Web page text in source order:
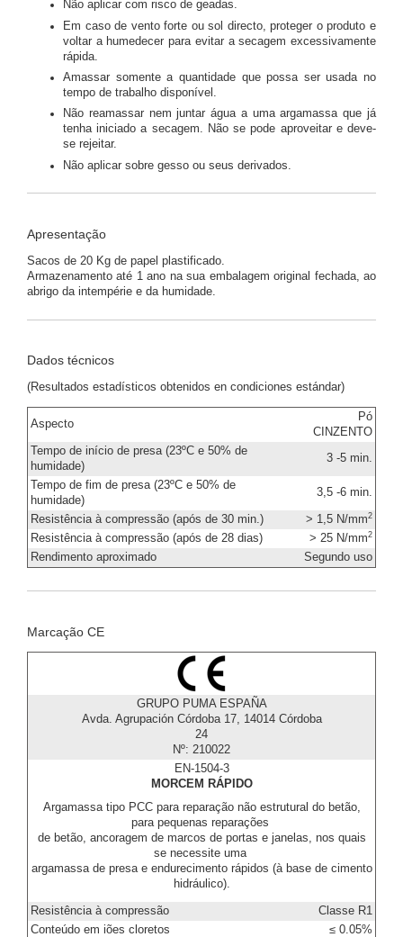
Não aplicar com risco de geadas.
Em caso de vento forte ou sol directo, proteger o produto e
voltar a humedecer para evitar a secagem excessivamente
rápida.
Amassar somente a quantidade que possa ser usada no
tempo de trabalho disponível.
Não reamassar nem juntar água a uma argamassa que já
tenha iniciado a secagem. Não se pode aproveitar e deve-
se rejeitar.
Não aplicar sobre gesso ou seus derivados.
Apresentação
Sacos de 20 Kg de papel plastificado.
Armazenamento até 1 ano na sua embalagem original fechada, ao
abrigo da intempérie e da humidade.
Dados técnicos
(Resultados estadísticos obtenidos en condiciones estándar)
Aspecto
Pó
CINZENTO
Tempo de início de presa (23ºC e 50% de
humidade)
3 -5 min.
Tempo de fim de presa (23ºC e 50% de
humidade)
3,5 -6 min.
Resistência à compressão (após de 30 min.) > 1,5 N/mm2
Resistência à compressão (após de 28 dias) > 25 N/mm2
Rendimento aproximado Segundo uso
Marcação CE
GRUPO PUMA ESPAÑA
Avda. Agrupación Córdoba 17, 14014 Córdoba
24
Nº: 210022
EN-1504-3
MORCEM RÁPIDO
Argamassa tipo PCC para reparação não estrutural do betão,
para pequenas reparações
de betão, ancoragem de marcos de portas e janelas, nos quais
se necessite uma
argamassa de presa e endurecimento rápidos (à base de cimento
hidráulico).
Resistência à compressão
Classe R1
Conteúdo em iões cloretos
≤ 0.05%